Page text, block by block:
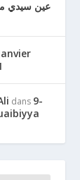
عين سيدي
dans 9-